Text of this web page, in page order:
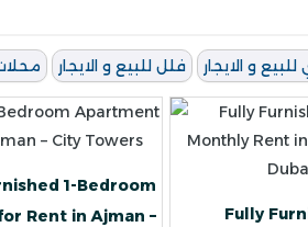
و الايجار فلل للبيع و الايجار
1-Bedroom
Rent in Ajman –
Fully